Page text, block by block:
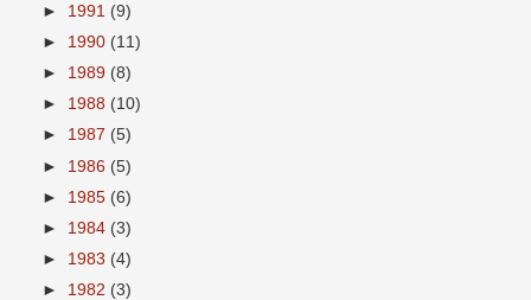
► 1991 (9)
► 1990 (11)
► 1989 (8)
► 1988 (10)
► 1987 (5)
► 1986 (5)
► 1985 (6)
► 1984 (3)
► 1983 (4)
► 1982 (3)